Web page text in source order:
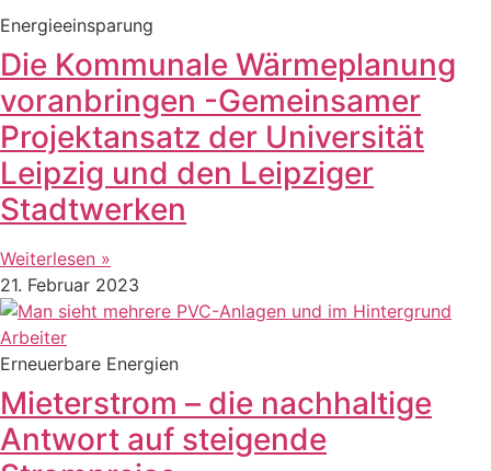
Energieeinsparung
Die Kommunale Wärmeplanung
voranbringen -Gemeinsamer
Projektansatz der Universität
Leipzig und den Leipziger
Stadtwerken
Weiterlesen »
21. Februar 2023
Erneuerbare Energien
Mieterstrom – die nachhaltige
Antwort auf steigende